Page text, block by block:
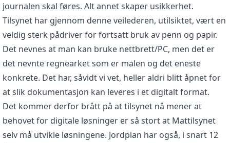
journalen skal føres. Alt annet skaper usikkerhet.
Tilsynet har gjennom denne veilederen, utilsiktet, vært en
veldig sterk pådriver for fortsatt bruk av penn og papir.
Det nevnes at man kan bruke nettbrett/PC, men det er
det nevnte regnearket som er malen og det eneste
konkrete. Det har, såvidt vi vet, heller aldri blitt åpnet for
at slik dokumentasjon kan leveres i et digitalt format.
Det kommer derfor brått på at tilsynet nå mener at
behovet for digitale løsninger er så stort at Mattilsynet
selv må utvikle løsningene. Jordplan har også, i snart 12